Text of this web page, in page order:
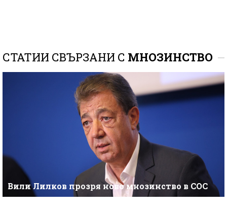
СТАТИИ СВЪРЗАНИ С МНОЗИНСТВО
Вили Лилков прозря ново мнозинство в СОС